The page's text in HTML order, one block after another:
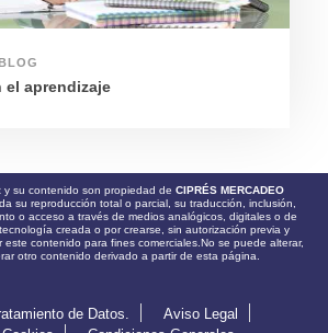
BLOG
el aprendizaje
su contenido son propiedad de CIPRÉS MERCADEO
su reproducción total o parcial, su traducción, inclusión,
o acceso a través de medios analógicos, digitales o de
creada o por crearse, sin autorización previa y
este contenido para fines comerciales.No se puede alterar,
otro contenido derivado a partir de esta página.
de Datos.
Aviso Legal